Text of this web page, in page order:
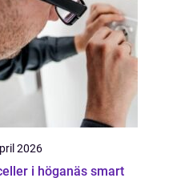
2026
i höganäs smart